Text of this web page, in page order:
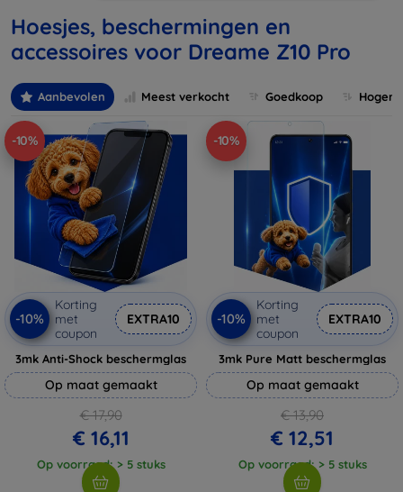
Hoesjes, beschermingen en
accessoires voor Dreame Z10 Pro
Aanbevolen Meest verkocht Goedkoop
-10%
-10%
Korting
met
coupon
EXTRA10
3mk Anti-Shock beschermglas
Op maat gemaakt
€ 17,90
€ 16,11
Op voorraad: > 5 stuks
-10%
-10%
Korting
met
coupon
EXTRA10
3mk Pure Matt beschermglas
Op maat gemaakt
€ 13,90
€ 12,51
Op voorraad: > 5 stuks